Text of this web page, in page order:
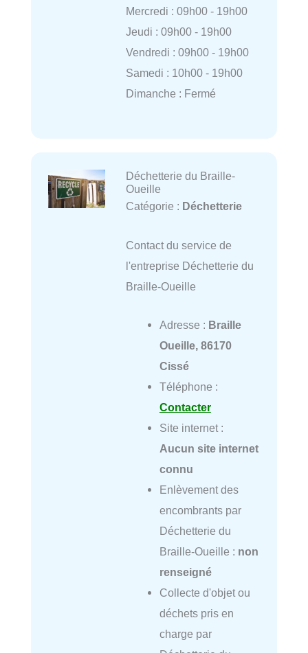
Mercredi : 09h00 - 19h00
Jeudi : 09h00 - 19h00
Vendredi : 09h00 - 19h00
Samedi : 10h00 - 19h00
Dimanche : Fermé
Déchetterie du Braille-
Oueille
Catégorie : Déchetterie
Contact du service de
l'entreprise Déchetterie du
Braille-Oueille
Adresse : Braille
Oueille, 86170
Cissé
Téléphone :
Contacter
Site internet :
Aucun site internet
connu
Enlèvement des
encombrants par
Déchetterie du
Braille-Oueille : non
renseigné
Collecte d'objet ou
déchets pris en
charge par